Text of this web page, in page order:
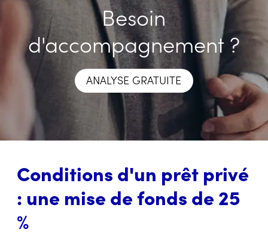
Besoin
d'accompagnement ?
ANALYSE GRATUITE
Conditions d'un prêt privé
: une mise de fonds de 25
%